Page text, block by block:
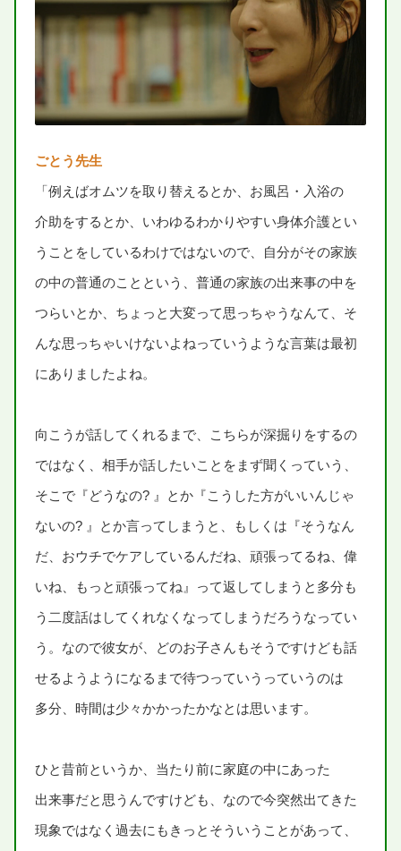
ごとう先生
「例えばオムツを取 り 替えるとか、お風呂 ・ 入浴の
介助をするとか、いわゆるわかりやすい身体介護とい
うことをしているわけではないので、
自分がその家族
の中の普通のことという、 普通の家族の出来事の中 を
つらいとか、ちょっと 大変って思っちゃうなんて、そ
んな思っちゃいけないよねっていうような言葉は最初
にありましたよね。
向 こうが話してくれるまで、こちらが深掘 りをするの
ではなく、 相手が話したいことをまず聞 くっていう、
そこで『どうなの? 』とか『こうした方がいいんじゃ
ないの? 』とか言ってしまうと、もしくは『そうなん
だ、おウチでケアしているんだね、 頑張ってるね、 偉
いね、もっと頑張ってね』って返 してしまうと 多分 も
う 二度話はしてくれなくなってしまうだろうなってい
う。なので彼女が、どのお子さんもそうですけども話
せるようようになるまで待つっていうっていうのは
多分
時間は少々かかったかなとは思います。
ひと昔前というか、 当たり前に家庭の中にあった
出来事だと 思うんですけども、なので今突然出てきた
現象ではなく 過去にもきっとそういうことがあって、